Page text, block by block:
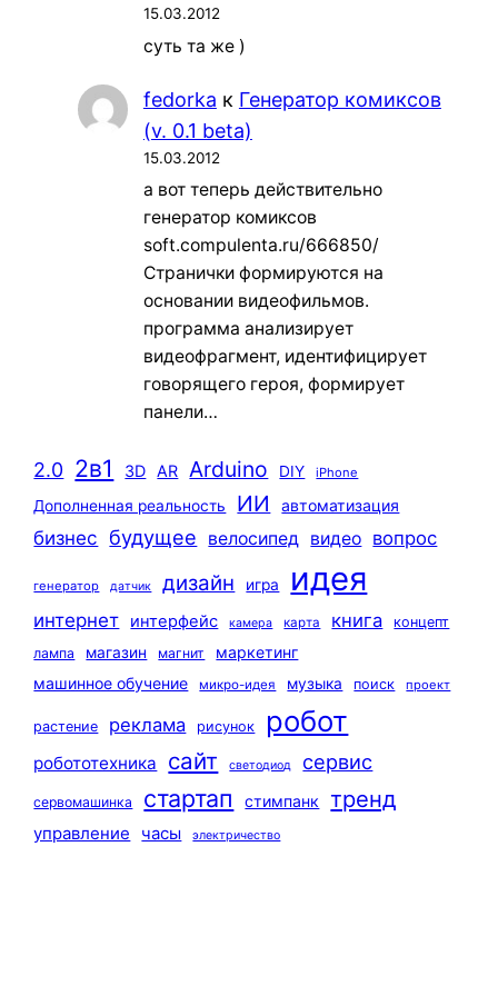
15.03.2012
суть та же )
fedorka к Генератор комиксов
(v. 0.1 beta)
15.03.2012
а вот теперь действительно
генератор комиксов
soft.compulenta.ru/666850/
Странички формируются на
основании видеофильмов.
программа анализирует
видеофрагмент, идентифицирует
говорящего героя, формирует
панели…
2.0 2в1 3D AR Arduino DIY iPhone
Дополненная реальность ИИ автоматизация
бизнес будущее велосипед видео вопрос
генератор датчик дизайн игра идея
интернет интерфейс камера карта книга
концепт
лампа
магазин магнит
маркетинг
машинное обучение
микро-идея музыка поиск проект
растение реклама рисунок робот
робототехника сайт светодиод сервис
сервомашинка стартап стимпанк тренд
управление часы электричество